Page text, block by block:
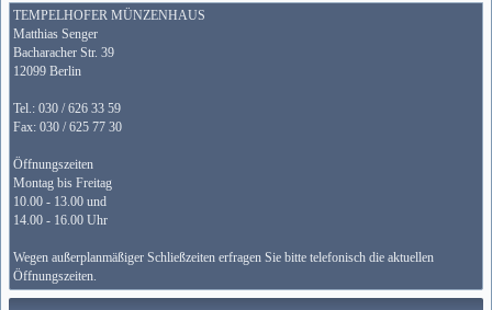
TEMPELHOFER MÜNZENHAUS
Matthias Senger
Bacharacher Str. 39
12099 Berlin
Tel.: 030 / 626 33 59
Fax: 030 / 625 77 30
Öffnungszeiten
Montag bis Freitag
10.00 - 13.00 und
14.00 - 16.00 Uhr
Wegen außerplanmäßiger Schließzeiten erfragen Sie bitte telefonisch die aktuellen
Öffnungszeiten.